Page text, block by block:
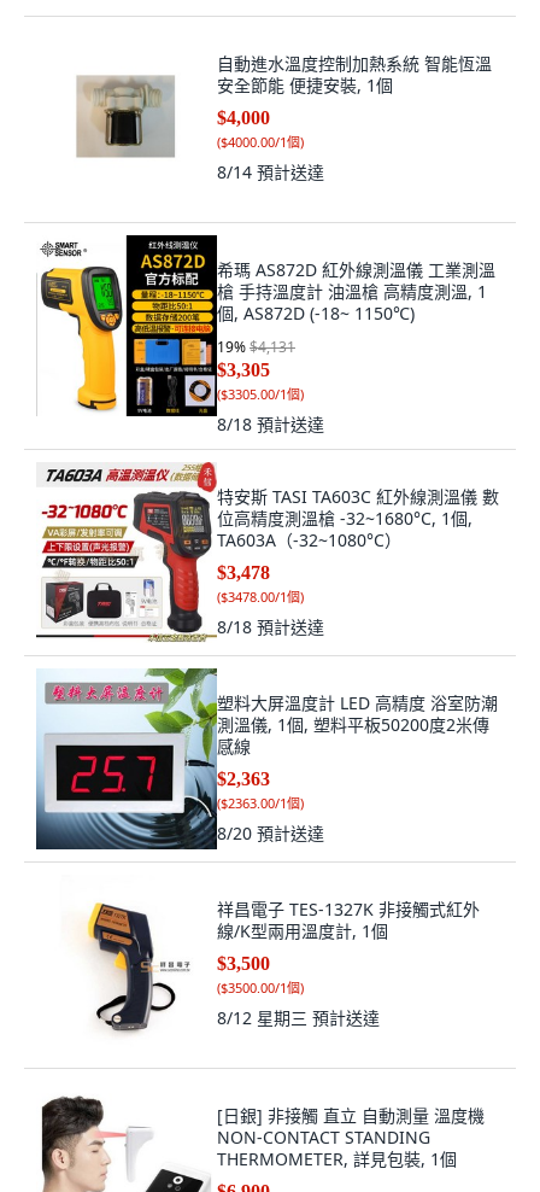
自動進水溫度控制加熱系統 智能恆溫
安全節能 便捷安裝, 1個
$4,000
($4000.00/1個)
8/14 預計送達
希瑪 AS872D 紅外線測溫儀 工業測溫
槍 手持溫度計 油溫槍 高精度測溫, 1
個, AS872D (-18~ 1150℃)
19%$4,131
$3,305
($3305.00/1個)
8/18 預計送達
特安斯 TASI TA603C 紅外線測溫儀 數
位高精度測溫槍 -32~1680°C, 1個,
TA603A（-32~1080°C）
$3,478
($3478.00/1個)
8/18 預計送達
塑料大屏溫度計 LED 高精度 浴室防潮
測溫儀, 1個, 塑料平板50200度2米傳
感線
$2,363
($2363.00/1個)
8/20 預計送達
祥昌電子 TES-1327K 非接觸式紅外
線/K型兩用溫度計, 1個
$3,500
($3500.00/1個)
8/12 星期三 預計送達
[日銀] 非接觸 直立 自動測量 溫度機
NON-CONTACT STANDING
THERMOMETER, 詳見包裝, 1個